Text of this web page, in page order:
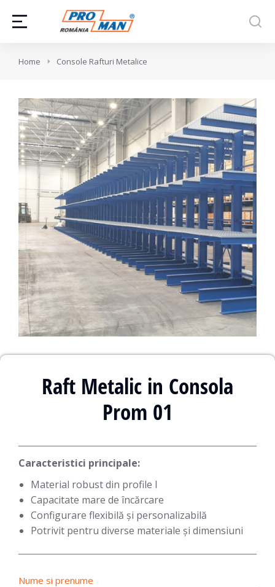
You are here:
Home Console Rafturi Metalice
Raft Metalic in Consola
Prom 01
Caracteristici principale:
Material robust din profile I
Capacitate mare de încărcare
Configurare flexibilă și personalizabilă
Potrivit pentru diverse materiale și dimensiuni
Nume si prenume